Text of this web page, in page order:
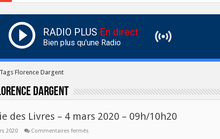
RADIO PLUS En direct
Bien plus qu'une Radio
Tags Florence Dargent
Dargent
des Livres – 4 mars 2020 – 09h/10h20
2020 Commentaires ferméssur